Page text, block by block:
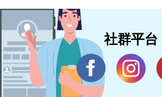
社群平台